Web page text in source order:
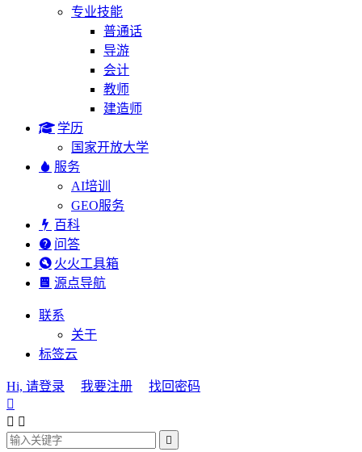
专业技能
普通话
导游
会计
教师
建造师
学历
国家开放大学
服务
AI培训
GEO服务
百科
问答
火火工具箱
源点导航
联系
关于
标签云
Hi, 请登录 我要注册
找回密码

 
